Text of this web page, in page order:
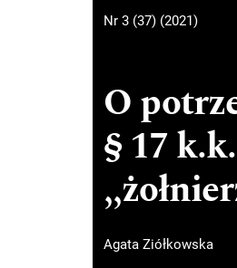
Nr 3 (37) (2021)
O
§ 17
Agata Ziółkowska